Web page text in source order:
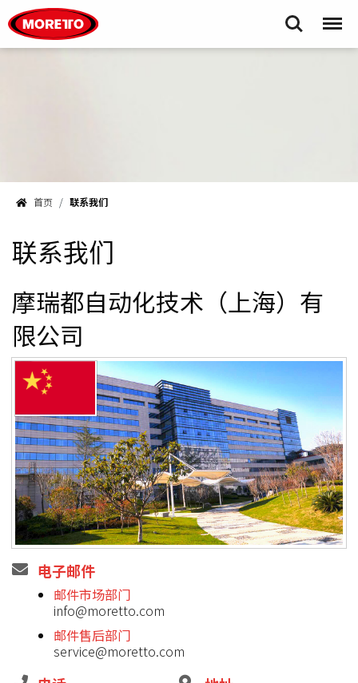
Search Menu
首页 联系我们
联系我们
摩瑞都自动化技术（上海）有
限公司
电子邮件
邮件市场部门
info@moretto.com
邮件售后部门
service@moretto.com